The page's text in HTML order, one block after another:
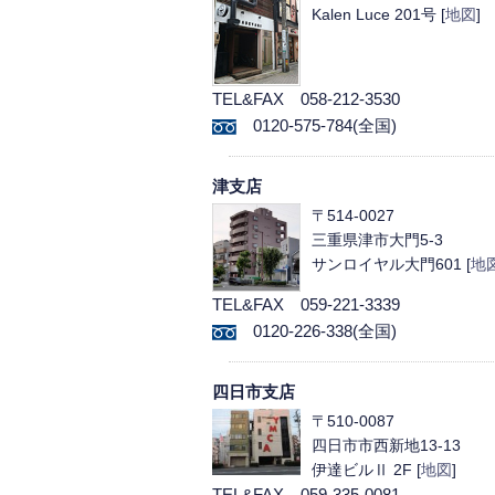
Kalen Luce 201号 [地図]
TEL&FAX 058-212-3530
0120-575-784(全国)
津支店
〒514-0027
三重県津市大門5-3
サンロイヤル大門601 [地
TEL&FAX 059-221-3339
0120-226-338(全国)
四日市支店
〒510-0087
四日市市西新地13-13
伊達ビルⅡ 2F [地図]